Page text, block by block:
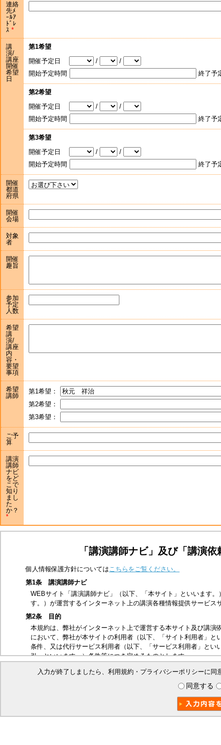
連絡
先ﾒ
ｰﾙｱ
ﾄﾞﾚ
ｽ
講
演/
講座
開催
希望
日
第1希望
開催予定日
/
/
開始予定時間
終了予
第2希望
開催予定日
/
/
開始予定時間
終了予
第3希望
開催予定日
/
/
開始予定時間
終了予
開催
都道
府県
開催
会場
対象
者
開催
趣旨
参加
予定
人数
希望
講
演/
講座
内
容・
要望
事項
希望
講師
第1希望：
第2希望：
第3希望：
ご予
算
講演
講師
ナビ
をど
こで
知り
まし
た
か？
「講演講師ナビ」及び「講演
個人情報保護方針についてはこちらをご覧ください。
第1条 講演講師ナビ
WEBサイト「講演講師ナビ」（以下、「本サイト」といいます
す。）が運営するインターネット上の講演各種情報提供サービス
第2条 目的
本規約は、弊社がインターネット上で運営する本サイト及び講
において、弊社が本サイトの利用者（以下、「サイト利用者」
条件、又は代行サービス利用者（以下、「サービス利用者」と
引」といいます。）条件等につき定めるものとします。
第3条 適用範囲
本規約は、サイト利用者及び本取引に関する弊社とサービス利
ビス利用者は、本規約の内容を承諾したものとみなします。
本サイトは、以下の行為を禁止いたします。
入力が終了しましたら、利用規約・プライバシーポリシーに
同意する